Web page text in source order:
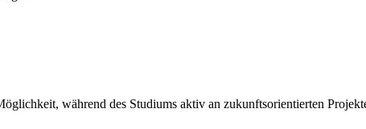
während des Studiums aktiv an zukunftsorientierten